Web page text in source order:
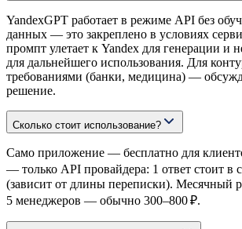
YandexGPT работает в режиме API без
данных — это закреплено в условиях
промпт улетает к Yandex для генерации и
для дальнейшего использования. Для
требованиями (банки, медицина) —
решение.
Сколько стоит использование?
Само приложение — бесплатно для
— только API провайдера: 1 ответ стоит в
(зависит от длины переписки). Месячный
5 менеджеров — обычно 300–800 ₽.